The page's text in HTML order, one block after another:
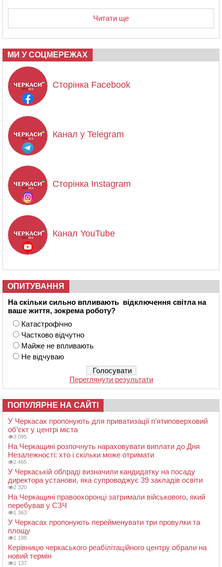
Читати ще
МИ У СОЦМЕРЕЖАХ
Сторінка Facebook
Канал у Telegram
Сторінка Instagram
Канал YouTube
ОПИТУВАННЯ
На скільки сильно впливають відключення світла на
ваше життя, зокрема роботу?
Катастрофічно
Частково відчутно
Майже не впливають
Не відчуваю
Переглянути результати
ПОПУЛЯРНЕ НА САЙТІ
У Черкасах пропонують для приватизації п’ятиповерховий
об’єкт у центрі міста
3 095
На Черкащині розпочнуть нараховувати виплати до Дня
Незалежності: хто і скільки може отримати
2 465
У Черкаській облраді визначили кандидатку на посаду
директора установи, яка супроводжує 39 закладів освіти
2 320
На Черкащині правоохоронці затримали військового, який
перебував у СЗЧ
1 363
У Черкасах пропонують перейменувати три провулки та
площу
1 188
Керівницю черкаського реабілітаційного центру обрали на
новий термін
1 137